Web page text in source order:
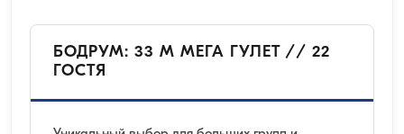
БОДРУМ: 33 М МЕГА ГУЛЕТ // 22
ГОСТЯ